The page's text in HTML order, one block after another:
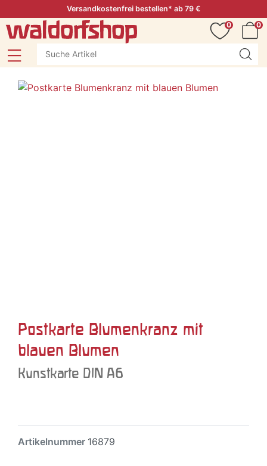
Versandkostenfrei bestellen* ab 79 €
0
0
Postkarte Blumenkranz mit
blauen Blumen
Kunstkarte DIN A6
Artikelnummer 16879